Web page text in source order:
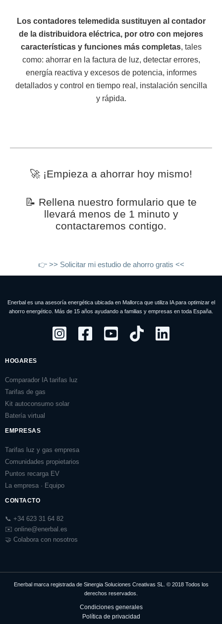
Los contadores telemedida sustituyen al contador
de la distribuidora eléctrica, por otro con mejores
características y funciones más completas, tales
como: ahorrar en la factura de luz, detectar errores,
energía reactiva y excesos de potencia, informes
detallados y control en tiempo real, instalación sencilla
y rápida.
🚀 ¡Empieza a ahorrar hoy mismo!
📝 Rellena nuestro formulario que te
llevará menos de 1 minuto y
contactaremos contigo.
👉 >> Solicitar mi estudio de ahorro gratis <<
Enerbal es una asesoría energética ubicada en Mallorca que utiliza IA para optimizar el
ahorro energético. Más de 15 años ayudando a familias y empresas en toda España.
HOGARES
Comparador IA tarifas luz
Tarifas de gas
Kit autoconsumo solar
Batería virtual
EMPRESAS
Tarifas luz y gas empresa
Comunidades propietarios
Puntos recarga EV
La empresa · Equipo
CONTACTO
📞 +34 623 31 64 82
✉️ online@enerbal.es
🤝 Colabora con nosotros
Enerbal marca registrada de Sinergia Soluciones Creativas SL. © 2018 Todos los
derechos reservados.
Condiciones generales
Política de privacidad